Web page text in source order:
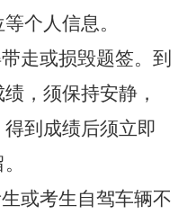
个人信息。
走或损毁题签。到
，须保持安静，
到成绩后须立即
或考生自驾车辆不